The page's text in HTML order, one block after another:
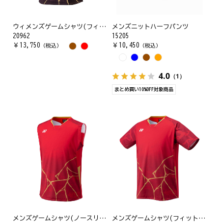
ウィメンズゲームシャツ(フィットシャツ)
20962
￥ 13,750 （税込）
メンズニットハーフパンツ
15205
￥ 10,450 （税込）
4.0（1）
まとめ買い10%OFF対象商品
メンズゲームシャツ(ノースリーブ)
メンズゲームシャツ(フィットスタイル)